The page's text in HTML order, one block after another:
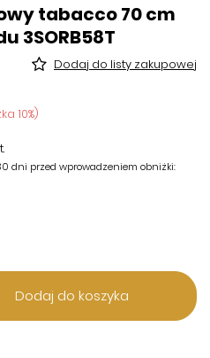
tabacco 70 cm
3SORB58T
Dodaj do listy zakupowej
10%)
dni przed wprowadzeniem obniżki:
Dodaj do koszyka